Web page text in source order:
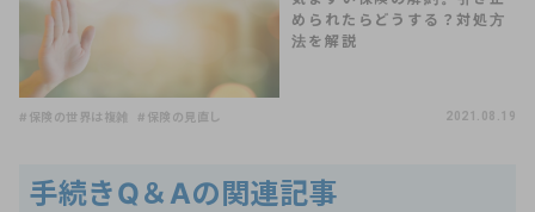
められたらどうする？対処方
法を解説
#保険の世界は複雑 #保険の見直し 2021.08.19
手続きQ＆Aの関連記事